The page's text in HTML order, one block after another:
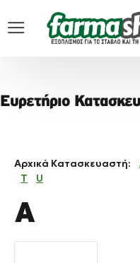
Ευρετήριο
Αρχικά Κατασκευαστή:
T
U
A